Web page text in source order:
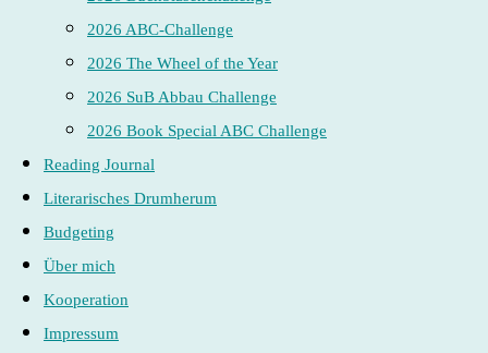
2026 ABC-Challenge
2026 The Wheel of the Year
2026 SuB Abbau Challenge
2026 Book Special ABC Challenge
Reading Journal
Literarisches Drumherum
Budgeting
Über mich
Kooperation
Impressum